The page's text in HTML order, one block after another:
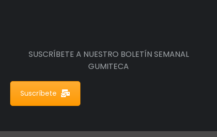
SUSCRÍBETE A NUESTRO BOLETÍN SEMANAL
GUMITECA
Suscríbete